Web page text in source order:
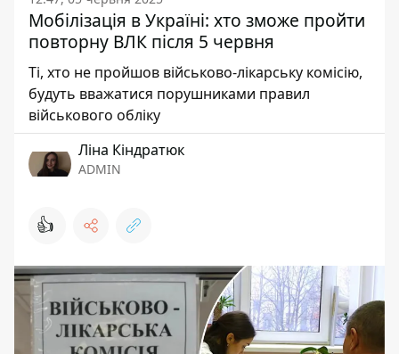
Мобілізація в Україні: хто зможе пройти
повторну ВЛК після 5 червня
Ті, хто не пройшов військово-лікарську комісію,
будуть вважатися порушниками правил
військового обліку
Ліна Кіндратюк
ADMIN
👍